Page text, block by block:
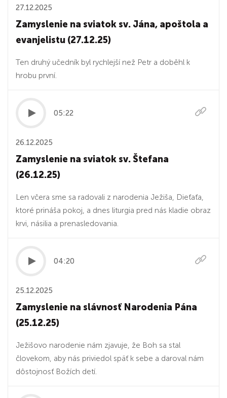
27.12.2025
Zamyslenie na sviatok sv. Jána, apoštola a
evanjelistu (27.12.25)
Ten druhý učedník byl rychlejší než Petr a doběhl k
hrobu první.
05:22
26.12.2025
Zamyslenie na sviatok sv. Štefana
(26.12.25)
Len včera sme sa radovali z narodenia Ježiša, Dieťaťa,
ktoré prináša pokoj, a dnes liturgia pred nás kladie obraz
krvi, násilia a prenasledovania.
04:20
25.12.2025
Zamyslenie na slávnosť Narodenia Pána
(25.12.25)
Ježišovo narodenie nám zjavuje, že Boh sa stal
človekom, aby nás priviedol späť k sebe a daroval nám
dôstojnosť Božích detí.